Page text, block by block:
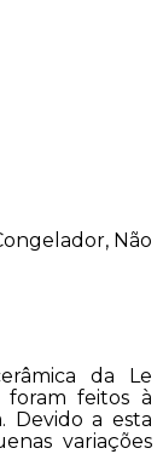
Não
da Le
foram feitos à
Devido a esta
variações